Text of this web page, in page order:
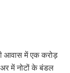
आवास में एक करोड़
में नोटों के बंडल